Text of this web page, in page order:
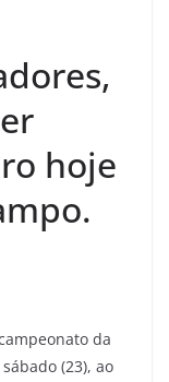
hoje
da
(23), ao